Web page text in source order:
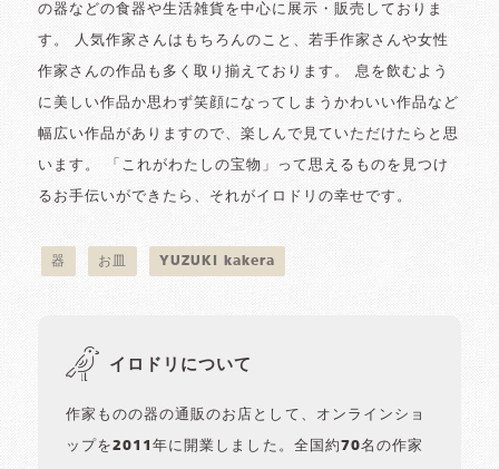
の器などの食器や生活雑貨を中心に展示・販売しておりま
す。 人気作家さんはもちろんのこと、若手作家さんや女性
作家さんの作品も多く取り揃えております。 息を飲むよう
に美しい作品か思わず笑顔になってしまうかわいい作品など
幅広い作品がありますので、楽しんで見ていただけたらと思
います。 「これがわたしの宝物」って思えるものを見つけ
るお手伝いができたら、それがイロドリの幸せです。
器 お皿 YUZUKI kakera
イロドリについて
作家ものの器の通販のお店として、オンラインショ
ップを2011年に開業しました。全国約70名の作家